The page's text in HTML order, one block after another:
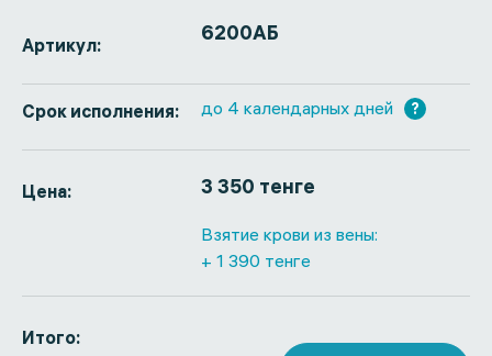
Артикул: 6200АБ
Срок исполнения: до 4 календарных дней ?
Цена: 3 350 тенге
Взятие крови из вены:
+ 1 390 тенге
Итого: